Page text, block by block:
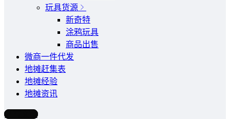
玩具货源
新奇特
涂鸦玩具
商品出售
微商一件代发
地摊赶集表
地摊经验
地摊资讯
写文章